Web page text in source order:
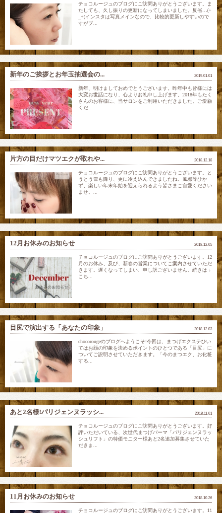
チョコルージュのブログにご訪問ありがとうございます。ま
たしても、久し振りの更新になってしまいました。反省…(+
_+)インスタは写真メインなので、比較的更新しやすいので
すがブ...
2019.01.01
新年のご挨拶とお年玉抽選会の...
新年、明けましておめでとうございます。昨年中も皆様には
大変お世話になり、心よりお礼申し上げます。2018年もたく
さんのお客様に、当サロンをご利用いただきました。ご愛顧
くだ...
2018.12.18
片方の目だけマツエクが取れや...
チョコルージュのブログにご訪問ありがとうございます。と
うとう雪も降り、更に冷え込んできましたね。風邪等ひか
ず、楽しい年末年始を迎えられるよう皆さまご自愛ください
ませ。...
2018.12.05
12月お休みのお知らせ
チョコルージュのブログにご訪問ありがとうございます。12
月のお休み、及び、新春の営業についてご案内させていただ
きます。遅くなってしまい、申し訳ございません。続きは ↓
こち...
2018.12.03
目尻で演出する「あなたの印象」
chocorougeのブログへようこそ!今回は、まつげエクステひい
てはお顔の印象を決めるポイントのひとつである「目尻」に
ついてご説明させていただきます。「今のまつエク、お化粧
する...
2018.11.01
あと2名様!パリジェンヌラッシ...
チョコルージュのブログにご訪問ありがとうございます。好
評いただいている、次世代まつげパーマ「パリジェンヌラッ
シュリフト」の特価モニター様あと2名追加募集させていた
だきま...
2018.10.26
11月お休みのお知らせ
チョコルージュのブログにご訪問ありがとうございます。11